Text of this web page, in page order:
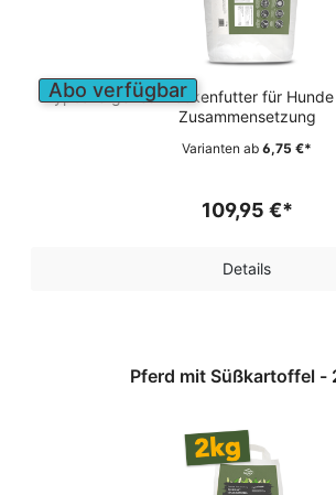
Abo verfügbar
Hypoallergenes Trockenfutter für
Zusammensetzung
Varianten ab 6,75 €*
109,95 €*
Details